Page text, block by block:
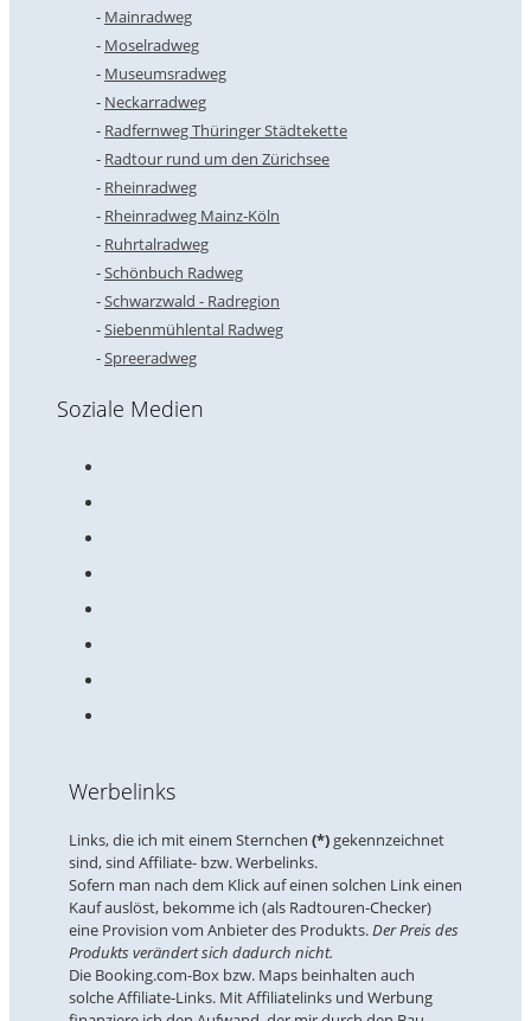
Mainradweg
Moselradweg
Museumsradweg
Neckarradweg
Radfernweg Thüringer Städtekette
Radtour rund um den Zürichsee
Rheinradweg
Rheinradweg Mainz-Köln
Ruhrtalradweg
Schönbuch Radweg
Schwarzwald - Radregion
Siebenmühlental Radweg
Spreeradweg
Soziale Medien
Werbelinks
Links, die ich mit einem Sternchen (*)gekennzeichnet
sind, sind Affiliate- bzw. Werbelinks.
Sofern man nach dem Klick auf einen solchen Link einen
Kauf auslöst, bekomme ich (als Radtouren-Checker)
eine Provision vom Anbieter des Produkts.Der Preis des
Produkts verändert sich dadurch nicht.
Die Booking.com-Box bzw. Maps beinhalten auch
solche Affiliate-Links. Mit Affiliatelinks und Werbung